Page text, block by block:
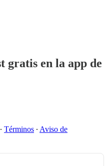
gratis en la app de
∙ Términos ∙ Aviso de